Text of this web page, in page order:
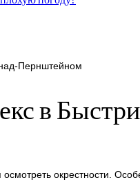
Пернштейном
в
осмотреть окрестности.